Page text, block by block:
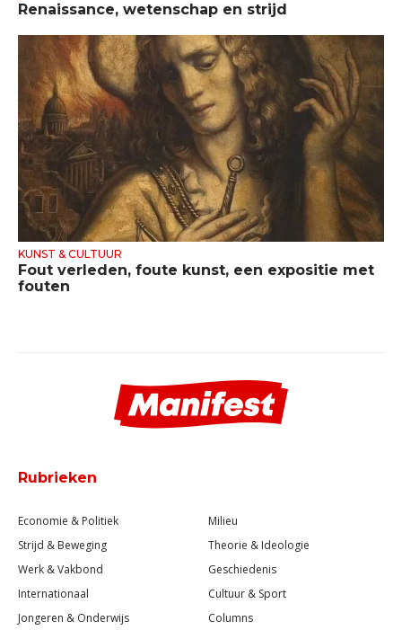
Renaissance, wetenschap en strijd
KUNST & CULTUUR
Fout verleden, foute kunst, een expositie met
fouten
Rubrieken
Economie & Politiek
Strijd & Beweging
Werk & Vakbond
Internationaal
Jongeren & Onderwijs
Milieu
Theorie & Ideologie
Geschiedenis
Cultuur & Sport
Columns